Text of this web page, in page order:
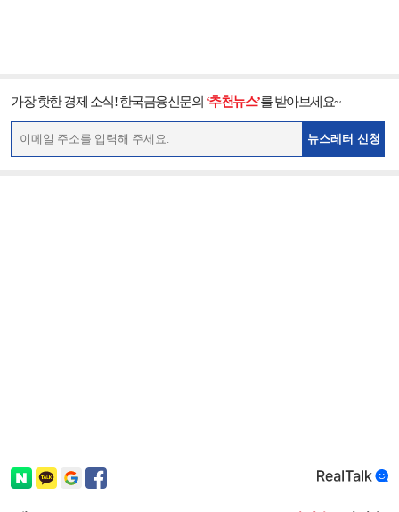
가장 핫한 경제 소식! 한국금융신문의 ‘추천뉴스’를 받아보세요~
뉴스레터 신청